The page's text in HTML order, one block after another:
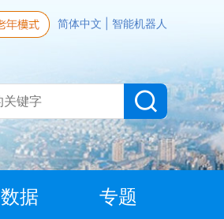
简体中文 智能机器人
数据 专题